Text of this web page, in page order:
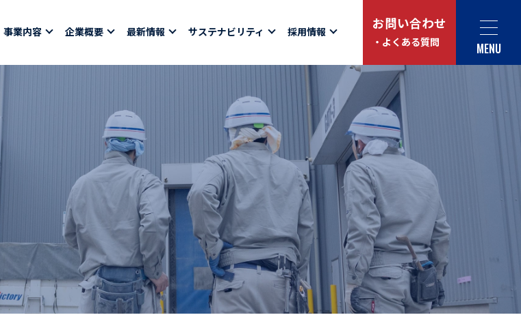
MENU
事業内容 企業概要 最新情報 サステナビリティ 採用情報
お問い合わせ
・よくある質問
採用情報
社員紹介
社員インタビュー
育休取得者インタビュー
福利厚生
募集要項一覧
ドライバー職場体験
Social link
サイト内検索